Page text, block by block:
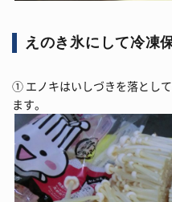
えのき氷にして冷凍
① エノキはいしづきを落とし
ます。